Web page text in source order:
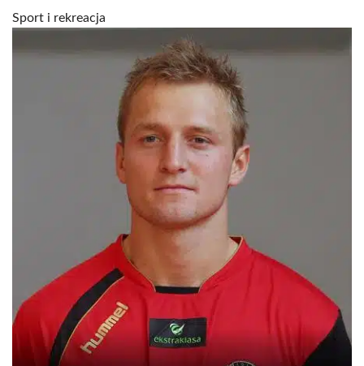
Sport i rekreacja